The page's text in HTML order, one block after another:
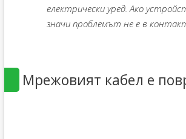
електрически уред. Ако
значи проблемът не е в
Мрежовият кабел е